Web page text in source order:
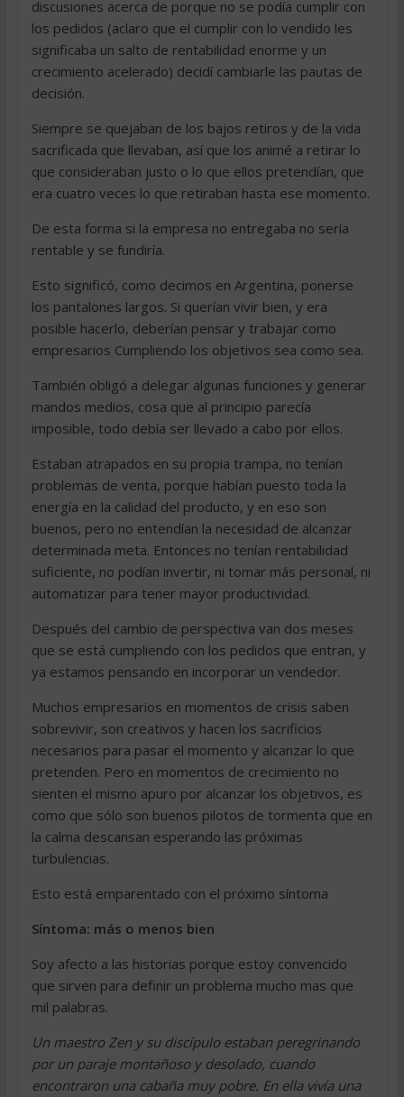
discusiones acerca de porque no se podía cumplir con
los pedidos (aclaro que el cumplir con lo vendido les
significaba un salto de rentabilidad enorme y un
crecimiento acelerado) decidí cambiarle las pautas de
decisión.
Siempre se quejaban de los bajos retiros y de la vida
sacrificada que llevaban, así que los animé a retirar lo
que consideraban justo o lo que ellos pretendían, que
era cuatro veces lo que retiraban hasta ese momento.
De esta forma si la empresa no entregaba no sería
rentable y se fundiría.
Esto significó, como decimos en Argentina, ponerse
los pantalones largos. Si querían vivir bien, y era
posible hacerlo, deberían pensar y trabajar como
empresarios Cumpliendo los objetivos sea como sea.
También obligó a delegar algunas funciones y generar
mandos medios, cosa que al principio parecía
imposible, todo debía ser llevado a cabo por ellos.
Estaban atrapados en su propia trampa, no tenían
problemas de venta, porque habían puesto toda la
energía en la calidad del producto, y en eso son
buenos, pero no entendían la necesidad de alcanzar
determinada meta. Entonces no tenían rentabilidad
suficiente, no podían invertir, ni tomar más personal, ni
automatizar para tener mayor productividad.
Después del cambio de perspectiva van dos meses
que se está cumpliendo con los pedidos que entran, y
ya estamos pensando en incorporar un vendedor.
Muchos empresarios en momentos de crisis saben
sobrevivir, son creativos y hacen los sacrificios
necesarios para pasar el momento y alcanzar lo que
pretenden. Pero en momentos de crecimiento no
sienten el mismo apuro por alcanzar los objetivos, es
como que sólo son buenos pilotos de tormenta que en
la calma descansan esperando las próximas
turbulencias.
Esto está emparentado con el próximo síntoma
Síntoma: más o menos bien
Soy afecto a las historias porque estoy convencido
que sirven para definir un problema mucho mas que
mil palabras.
Un maestro Zen y su discípulo estaban peregrinando
por un paraje montañoso y desolado, cuando
encontraron una cabaña muy pobre. En ella vivía una